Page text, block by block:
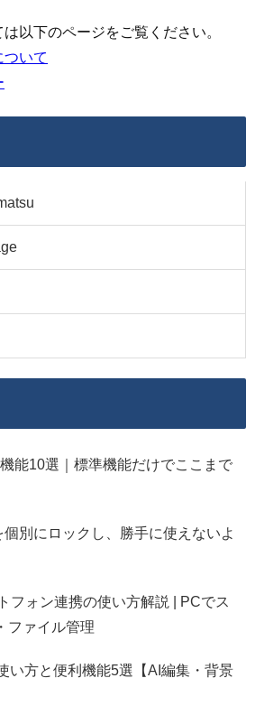
以下のページをご覧ください。
ついて
能10選｜標準機能だけでここまで
別にロックし、勝手に使えないよ
フォン連携の使い方解説 | PCでス
ファイル管理
い方と便利機能5選【AI編集・背景